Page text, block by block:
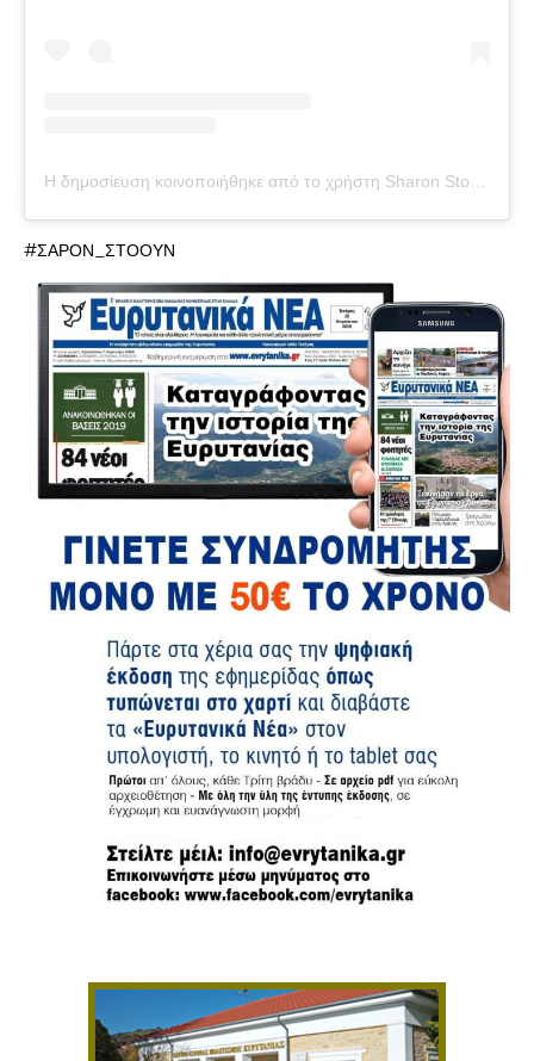
Η δημοσίευση κοινοποιήθηκε από το χρήστη Sharon Stone (@sharonstone)
#ΣΑΡΟΝ_ΣΤΟΟΥΝ